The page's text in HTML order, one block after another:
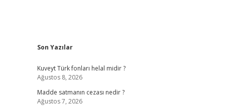
Sidebar
Son Yazılar
Kuveyt Türk fonları helal midir ?
Ağustos 8, 2026
Madde satmanın cezası nedir ?
Ağustos 7, 2026